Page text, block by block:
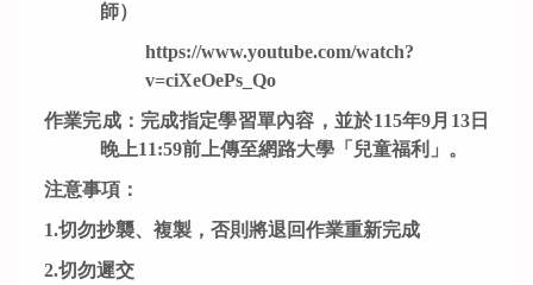
師）
https://www.youtube.com/watch?
v=ciXeOePs_Qo
作業完成：完成指定學習單內容，並於115年9月13日
晚上11:59前上傳至網路大學「兒童福利」。
注意事項：
1.切勿抄襲、複製， 否則將退回作業重新完成
2.切勿遲交